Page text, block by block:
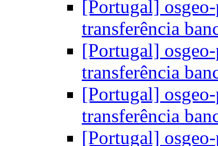
[Portugal]
transferência
[Portugal]
transferência
[Portugal]
transferência
[Portugal]